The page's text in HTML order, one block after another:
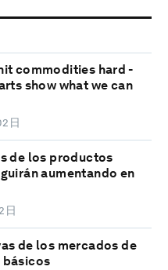
commodities hard -
show what we can
日
de los productos
aumentando en
日
de los mercados de